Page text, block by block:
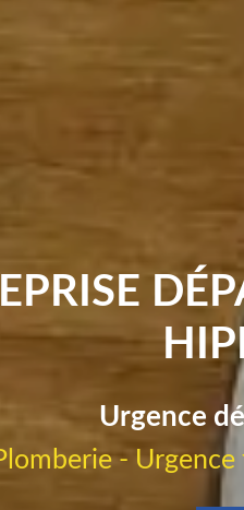
Urgence
-